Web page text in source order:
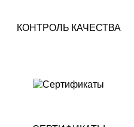
КОНТРОЛЬ КАЧЕСТВА